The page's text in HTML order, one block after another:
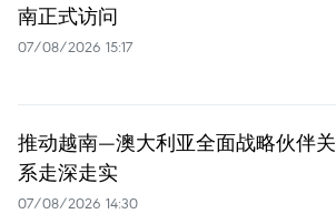
南正式访问
07/08/2026 15:17
推动越南—澳大利亚全面战略伙伴关
系走深走实
07/08/2026 14:30